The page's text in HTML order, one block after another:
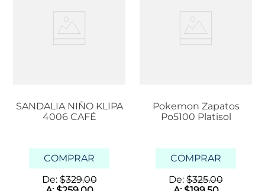
SANDALIA NIÑO KLIPA
4006 CAFÉ
COMPRAR
De:$329.00
Pokemon Zapatos
Po5100 Platisol
COMPRAR
De: $325.00